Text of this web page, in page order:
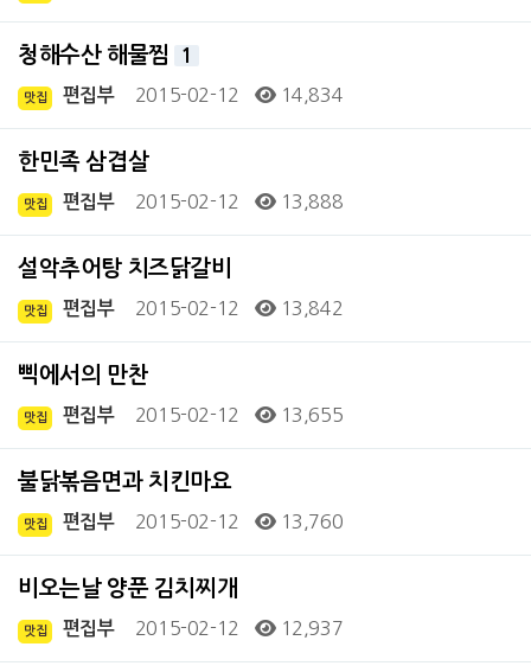
청해수산 해물찜 1
맛집 편집부 2015-02-12 14,834
한민족 삼겹살
맛집 편집부 2015-02-12 13,888
설악추어탕 치즈닭갈비
맛집 편집부 2015-02-12 13,842
삑에서의 만찬
맛집 편집부 2015-02-12 13,655
불닭볶음면과 치킨마요
맛집 편집부 2015-02-12 13,760
비오는날 양푼 김치찌개
맛집 편집부 2015-02-12 12,937